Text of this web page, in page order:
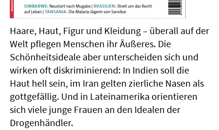
Haare, Haut, Figur und Kleidung – überall auf der
Welt pflegen Menschen ihr Äußeres. Die
Schönheitsideale aber unterscheiden sich und
wirken oft diskriminierend: In Indien soll die
Haut hell sein, im Iran gelten zierliche Nasen als
gottgefällig. Und in Lateinamerika orientieren
sich viele junge Frauen an den Idealen der
Drogenhändler.